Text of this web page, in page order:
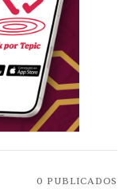
0 PUBLICADOS